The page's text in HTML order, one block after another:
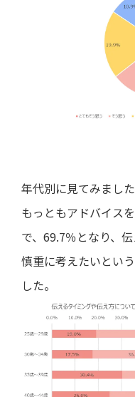
年代別に見てみました
もっともアドバイス
で、69.7％となり、
慎重に考えたいとい
した。